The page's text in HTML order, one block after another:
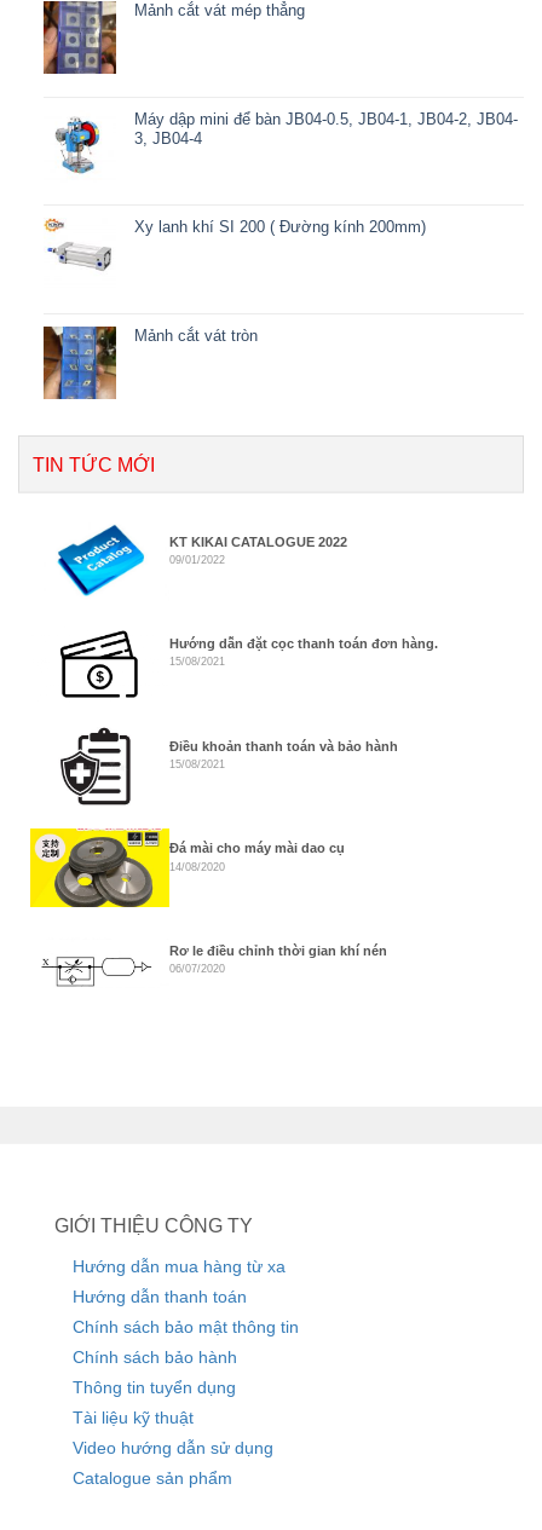
Mảnh cắt vát mép thẳng
Máy dập mini để bàn JB04-0.5, JB04-1, JB04-2, JB04-
3, JB04-4
Xy lanh khí SI 200 ( Đường kính 200mm)
Mảnh cắt vát tròn
TIN TỨC MỚI
KT KIKAI CATALOGUE 2022
09/01/2022
Hướng dẫn đặt cọc thanh toán đơn hàng.
15/08/2021
Điều khoản thanh toán và bảo hành
15/08/2021
Đá mài cho máy mài dao cụ
14/08/2020
Rơ le điều chỉnh thời gian khí nén
06/07/2020
GIỚI THIỆU CÔNG TY
Hướng dẫn mua hàng từ xa
Hướng dẫn thanh toán
Chính sách bảo mật thông tin
Chính sách bảo hành
Thông tin tuyển dụng
Tài liệu kỹ thuật
Video hướng dẫn sử dụng
Catalogue sản phẩm